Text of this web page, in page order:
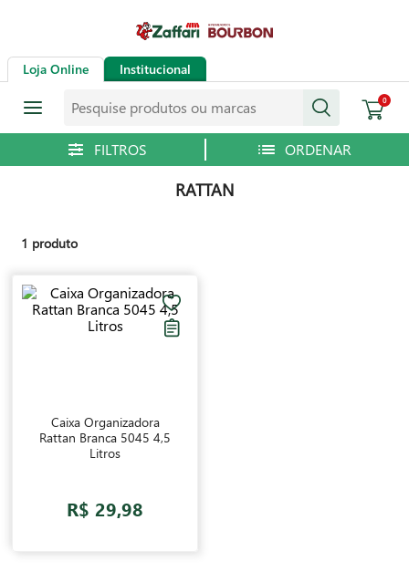
Loja Online Institucional
0
RATTAN
1 produto
Caixa Organizadora
Rattan Branca 5045 4,5
Litros
R$ 29,98